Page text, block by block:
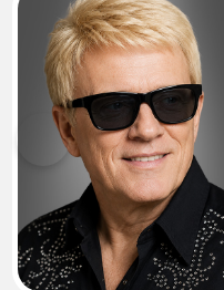
Vorherige